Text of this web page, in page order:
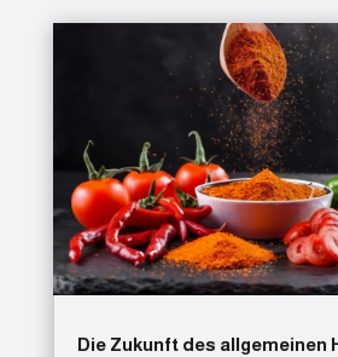
Die Zukunft des allgemeinen